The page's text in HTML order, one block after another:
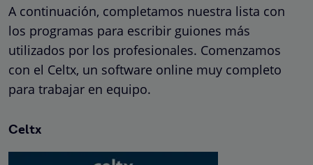
A continuación, completamos nuestra lista con
los programas para escribir guiones más
utilizados por los profesionales. Comenzamos
con el Celtx, un software online muy completo
para trabajar en equipo.
Celtx